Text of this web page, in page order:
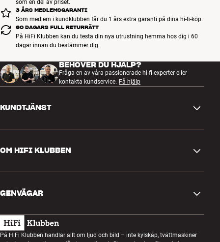
som en del av priset.
3 ÅRS MEDLEMSGARANTI
Som medlem i kundklubben får du 1 års extra garanti på dina hi-fi-köp.
60 DAGARS FULL RETURRÄTT
På HiFi Klubben kan du testa din nya utrustning hemma hos dig i 60
dagar innan du bestämmer dig.
BEHÖVER DU HJÄLP?
Fråga en av våra passionerade hi-fi-experter eller
kontakta kundservice. Få hjälp
KUNDTJÄNST
Retur och reklamation
Ångra beställning
Köpvillkor
OM HIFI KLUBBEN
Kundklubb
Lyssnarkväll
GENVÄGAR
Presentkort
På HiFi Klubben handlar allt om ljud och bild – inte kylskåp, tvättmaskiner